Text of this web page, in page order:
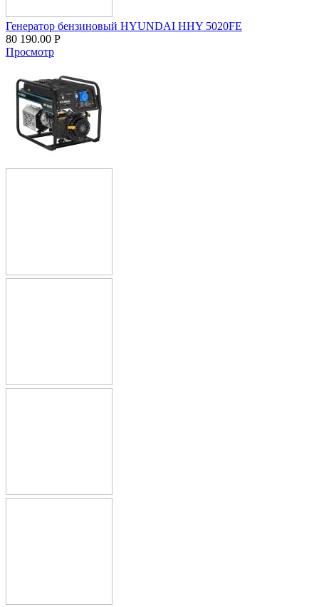
Генератор бензиновый HYUNDAI HHY 5020FE
80 190.00 Р
Просмотр